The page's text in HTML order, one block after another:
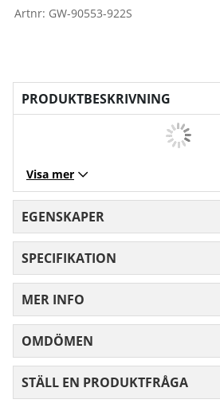
Artnr: GW-90553-922S
PRODUKTBESKRIVNING
Visa mer
EGENSKAPER
SPECIFIKATION
MER INFO
OMDÖMEN
STÄLL EN PRODUKTFRÅGA